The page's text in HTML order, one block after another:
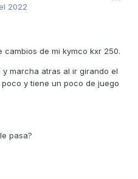
2022
de mi kymco kxr 250.
marcha atras al ir girando el
y tiene un poco de juego
pasa?